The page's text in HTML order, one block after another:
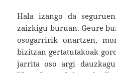
Hala izango da
zaizkigu buruan. Geure
osogarririk onartzen,
bizitzan gertatutakoak
jarrita oso argi